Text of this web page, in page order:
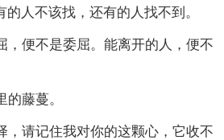
人不该找，还有的人找不到。
，便不是委屈。能离开的人，便不
藤蔓。
，请记住我对你的这颗心，它收不